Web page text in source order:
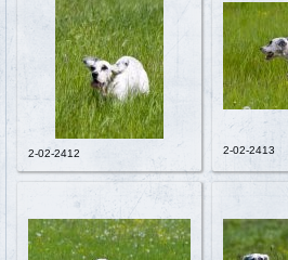
2-02-2412 2-02-2413